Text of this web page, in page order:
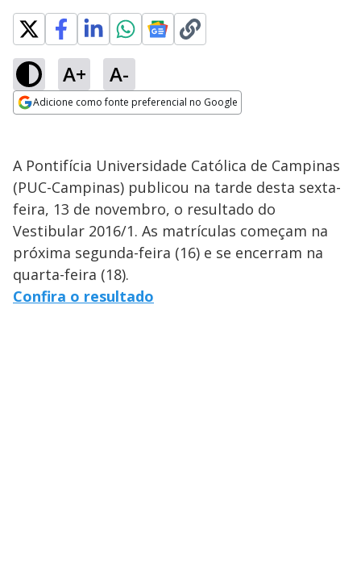
A+ A-
Adicione como fonte preferencial no Google
A Pontifícia Universidade Católica de Campinas
(PUC-Campinas) publicou na tarde desta sexta-
feira, 13 de novembro, o resultado do
Vestibular 2016/1. As matrículas começam na
próxima segunda-feira (16) e se encerram na
quarta-feira (18).
Confira o resultado